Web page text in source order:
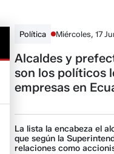
Política Miércoles, 17
Alcaldes y
son los políticos
empresas en
La lista la encabeza el
que según la
relaciones como